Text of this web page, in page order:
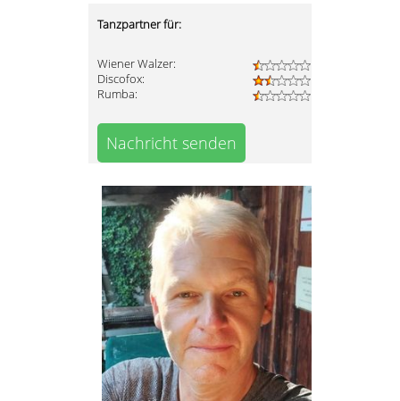
Tanzpartner für:
Wiener Walzer:
Discofox:
Rumba:
Nachricht senden